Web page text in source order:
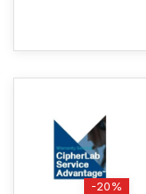
-20%